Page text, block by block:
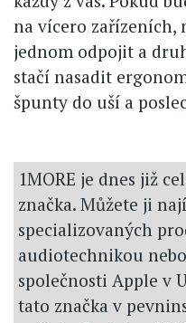
na vícero zařízeních,
jednom odpojit a
stačí nasadit
špunty do uší a
1MORE je dnes již
značka. Můžete ji
specializovaných
audiotechnikou
společnosti Apple v
tato značka v